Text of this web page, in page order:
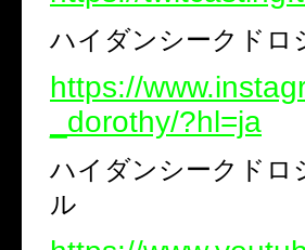
ハイダンシークドロ
https://
_dorothy/?hl=ja
ハイダンシークドロ
ル